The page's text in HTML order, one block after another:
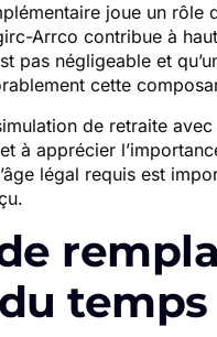
joue un rôle
Arrco contribue à
pas négligeable et
cette
de retraite
à apprécier
légal requis est
temps